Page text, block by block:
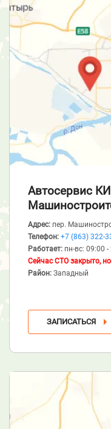
Автосервис
Адрес: пер.
Телефон: +7 (863) 322-
Работает: пн-вс: 09:00 -
Сейчас СТО закрыто,
Район: Западный
ЗАПИСАТЬСЯ